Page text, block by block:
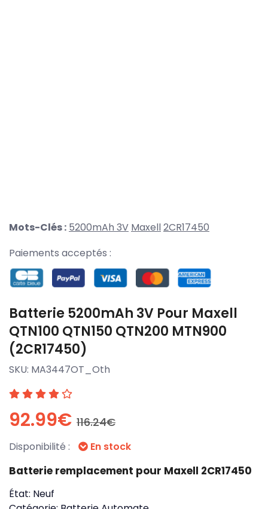
Mots-Clés : 5200mAh 3V Maxell2CR17450
Paiements acceptés :
Batterie 5200mAh 3V Pour Maxell
QTN100 QTN150 QTN200 MTN900
(2CR17450)
SKU: MA3447OT_Oth
92.99€ 116.24€
Disponibilité : En stock
Batterie remplacement pour Maxell 2CR17450
État: Neuf